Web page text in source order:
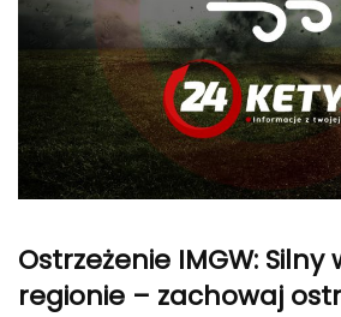
Ostrzeżenie IMGW: Silny
regionie – zachowaj